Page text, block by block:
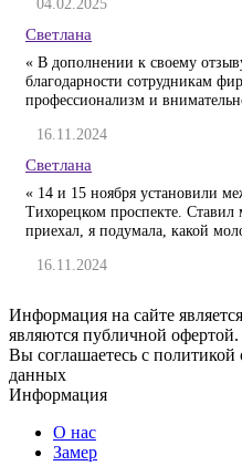
04.02.2025
Светлана
« В дополнении к своему
благодарности сотрудникам
профессионализм и
16.11.2024
Светлана
« 14 и 15 ноября установили
Тихорецком проспекте. Ставил
приехал, я подумала, какой
16.11.2024
Информация на сайте
являются публичной
Вы соглашаетесь с
данных
Информация
О нас
Замер